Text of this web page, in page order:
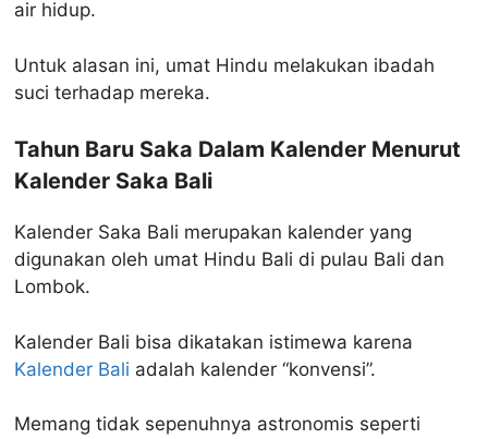
air hidup.
Untuk alasan ini, umat Hindu melakukan ibadah
suci terhadap mereka.
Tahun Baru Saka Dalam Kalender Menurut
Kalender Saka Bali
Kalender Saka Bali merupakan kalender yang
digunakan oleh umat Hindu Bali di pulau Bali dan
Lombok.
Kalender Bali bisa dikatakan istimewa karena
Kalender Bali adalah kalender “konvensi”.
Memang tidak sepenuhnya astronomis seperti